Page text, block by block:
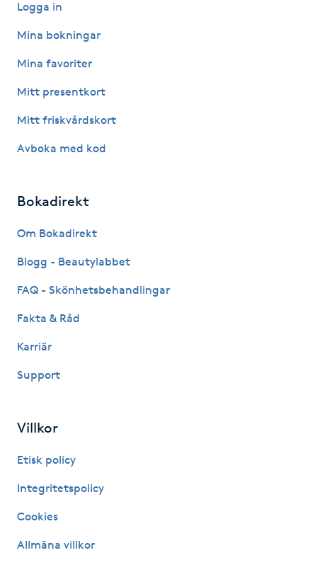
Hudföryngring
Huduppstramning
Hyaluronsyra
Hypnos
Hårborttagning
Hårförlängning
Hälsa
Hälsprickor
Idrottsmassage
Logga in
Mina bokningar
Mina favoriter
Mitt presentkort
Mitt friskvårdskort
Avboka med kod
Bokadirekt
Om Bokadirekt
Blogg - Beautylabbet
FAQ - Skönhetsbehandlingar
Fakta & Råd
Karriär
Support
Villkor
Etisk policy
Integritetspolicy
Cookies
Allmäna villkor